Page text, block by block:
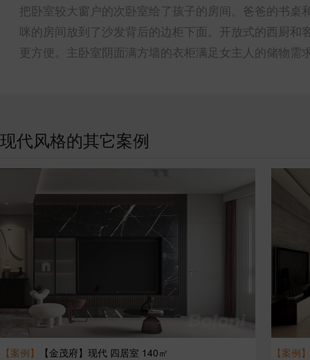
把卧室较大窗户的次卧室给了孩子的房间。爸爸的书
咪的房间放到了沙发背后的边柜下面。开放式的西厨
更方便。主卧室阴面满方墙的衣柜满足女主人的储物需
现代风格的其它案例
【案例】 【金茂府】现代 四居室 140㎡ 【案例】